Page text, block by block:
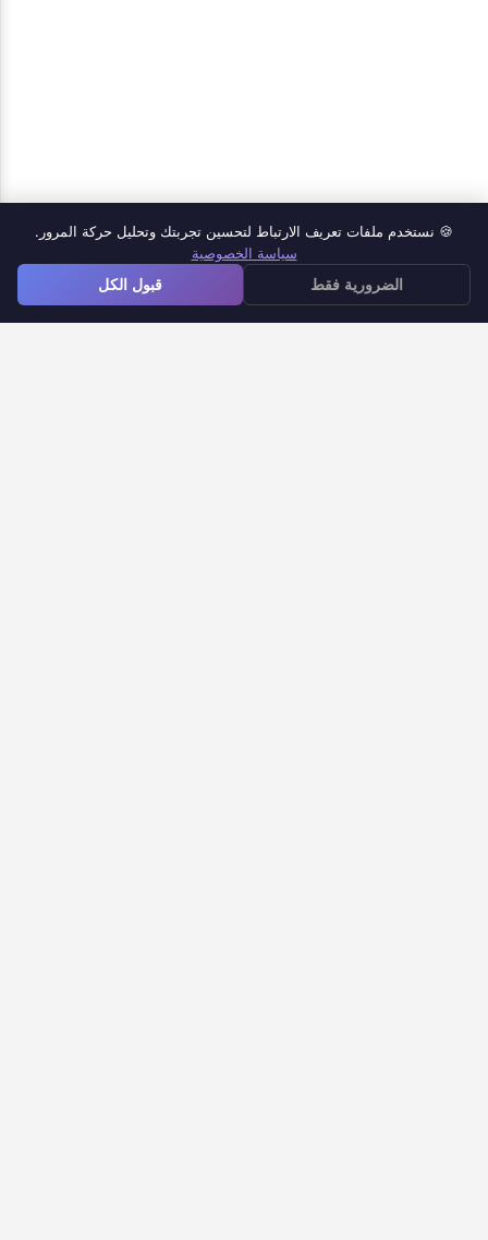
≡
المنتجات
تطبيق نماذج Google لنظام iOS
تحويل نماذج Google إلى مستندات
🍪 نستخدم ملفات تعريف الارتباط لتحسين تجربتك وتحليل حركة المرور.
سياسة الخصوصية
الضرورية فقط
قبول الكل